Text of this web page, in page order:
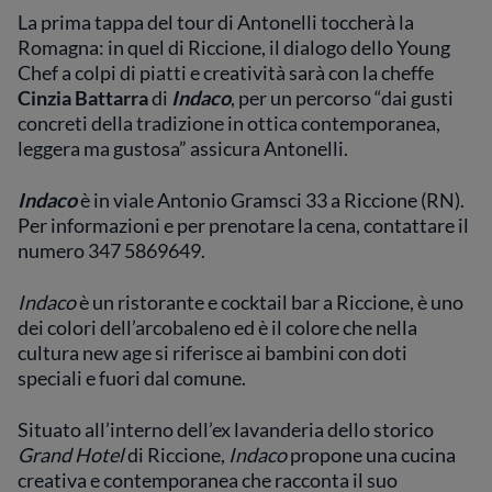
La prima tappa del tour di Antonelli toccherà la
Romagna: in quel di Riccione, il dialogo dello Young
Chef a colpi di piatti e creatività sarà con la cheffe
Cinzia Battarradi Indaco, per un percorso “dai gusti
concreti della tradizione in ottica contemporanea,
leggera ma gustosa” assicura Antonelli.
Indacoè inviale Antonio Gramsci 33 a Riccione (RN).
Per informazioni e per prenotare la cena, contattare il
numero 347 5869649.
Indacoè un ristorante e cocktail bar a Riccione, è uno
dei colori dell’arcobaleno ed è il colore che nella
cultura new age si riferisce ai bambini con doti
speciali e fuori dal comune.
Situato all’interno dell’ex lavanderia dello storico
Grand Hoteldi Riccione, Indacopropone una cucina
creativa e contemporanea che racconta il suo